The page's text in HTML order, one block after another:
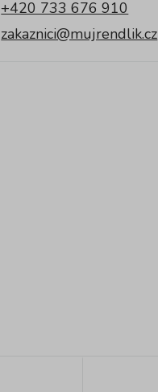
+420 733 676 910
zakaznici@mujrendlik.cz